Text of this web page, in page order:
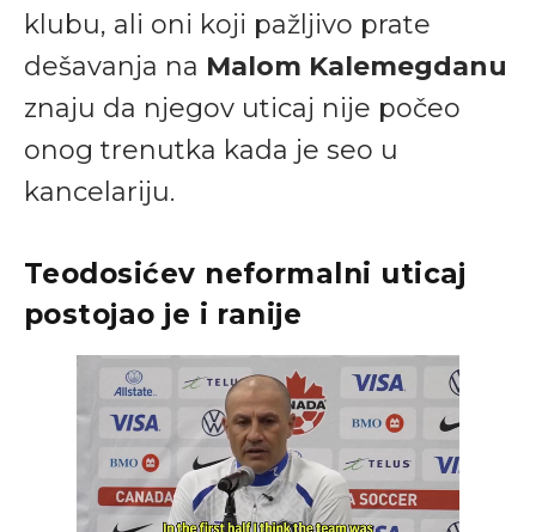
klubu, ali oni koji pažljivo prate
dešavanja na Malom Kalemegdanu
znaju da njegov uticaj nije počeo
onog trenutka kada je seo u
kancelariju.
Teodosićev neformalni uticaj
postojao je i ranije